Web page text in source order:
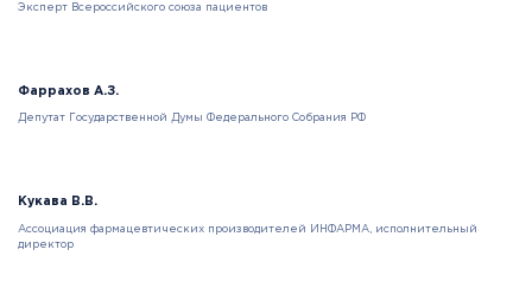
Эксперт Всероссийского союза пациентов
Фаррахов А.З.
Депутат Государственной Думы Федерального Собрания РФ
Кукава В.В.
Ассоциация фармацевтических производителей ИНФАРМА, исполнительный
директор